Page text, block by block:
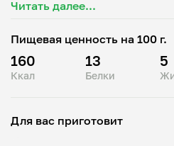
порцию. На гарнир паста.
Пасту можно отрегулировать
грамм в сухом виде. Остроту
Состав: курица, греческий
Читать далее...
Пищевая ценность на 100 г.
160
Ккал
13
Белки
5
Для вас приготовит